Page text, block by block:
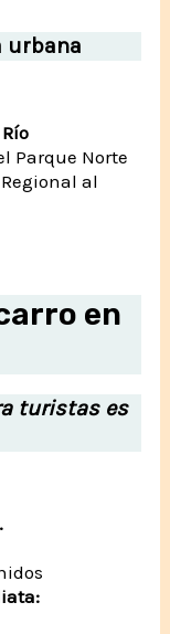
urbana
Parque Norte
al
en
turistas es